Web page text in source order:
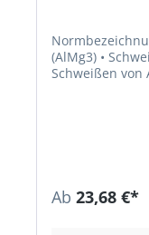
Normbezeichnung EN ISO 18273 S
(AlMg3) • Schweißstäbe zum Gas-, WIG- und MIG-
Schweißen von
<0,13
Ab 23,68 €*